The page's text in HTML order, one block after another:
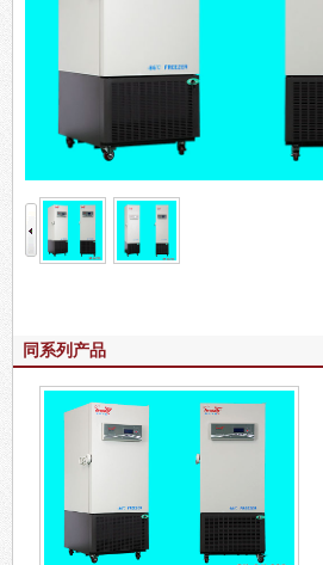
同系列产品